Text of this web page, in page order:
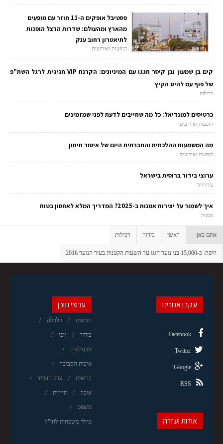
פסטיבל אופקים ה-11 חוזר עם מופעים
מהארץ ומהעולם: שדרות הרצל הופכות
לתיאטרון רחוב ענק
הופעות ואירועים
קים בן שמעון ובן קיסר חגגו עם המיניונים: הקרנת VIP חגיגית לרגל השת"פ
של פוף עם להיט הקיץ
רכילות
כרטיסים למונדיאל: כל מה שחייבים לדעת לפני שמזמינים
הופעות ואירועים
מה המשמעות ההלכתית והחברתית היום של איסור חיתון
הופעות ואירועים
ערוצי בידור ברוסית בישראל
טלוויזיה
איך לשמור על יצירות אמנות ב-2025? המדריך המלא לאחסון בטוח
אמנות
אתם כאן: ראשי בידור רכילות
חיפה: כ-15,000 בני נוער חגגו עד השעות הקטנות בעיר הנוער 2016
ערוצי תוכן
חדשות כלכלה
בידור יופי
טכנולוגיה
איכות הסביבה
בריאות צדק חברתי
אוכל תיירות
משפט
טיולי משפחות לחו"ל
עקבו אחרינו
Facebook
Twitter
Google+
RSS
אודות ועזרה